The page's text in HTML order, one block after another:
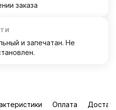
заказа
и запечатан. Не
Оплата